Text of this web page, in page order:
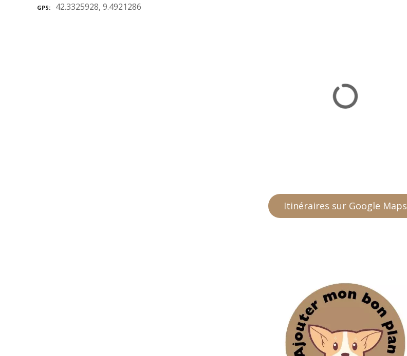
GPS 42.3325928, 9.4921286
Itinéraires sur Google Maps